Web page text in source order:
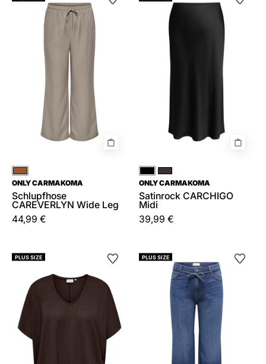
CAREVERLYN
Wide
Leg
Braun
ONLY CARMAKOMA
Schlupfhose
CAREVERLYN Wide Leg
44,99 €
CARCHIGO
Schwarz
Braun
ONLY CARMAKOMA
Satinrock CARCHIGO
Midi
39,99 €
Shirt
CARTAMMI
Viskosemix
PLUS SIZE
CARGIANNA
Straight
Leg
PLUS SIZE